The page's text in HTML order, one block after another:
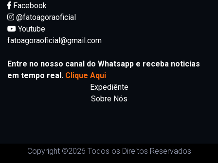
Facebook
@fatoagoraoficial
Youtube
fatoagoraoficial@gmail.com
Entre no nosso canal do Whatsapp e receba noticias
em tempo real. Clique Aqui
Expediênte
Sobre Nós
Copyright ©2026 Todos os Direitos Reservados